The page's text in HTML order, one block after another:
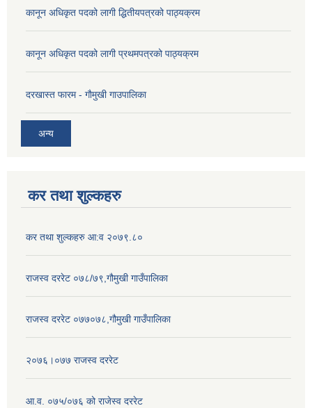
कानून अधिकृत पदको लागी द्धितीयपत्रको पाठ्यक्रम
कानून अधिकृत पदको लागी प्रथमपत्रको पाठ्यक्रम
दरखास्त फारम - गाैमुखी गाउपालिका
अन्य
कर तथा शुल्कहरु
कर तथा शुल्कहरु आ:व २०७९.८०
राजस्व दररेट ०७८/७९,गौमुखी गाउँपालिका
राजस्व दररेट ०७७०७८,गौमुखी गाउँपालिका
२०७६।०७७ राजस्व दररेट
आ.व. ०७५/०७६ को राजेस्व दररेट